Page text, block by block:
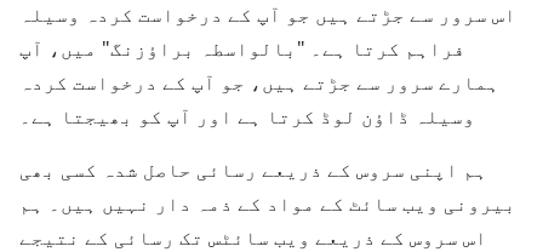
اس سرور سے جڑتے ہیں جو آپ کے درخواست کردہ وسیلہ
فراہم کرتا ہے۔ "بالواسطہ براؤزنگ" میں، آپ
ہمارے سرور سے جڑتے ہیں، جو آپ کے درخواست کردہ
وسیلہ ڈاؤن لوڈ کرتا ہے اور آپ کو بھیجتا ہے۔
ہم اپنی سروس کے ذریعے رسائی حاصل شدہ کسی بھی
بیرونی ویب سائٹ کے مواد کے ذمہ دار نہیں ہیں۔ ہم
اس سروس کے ذریعے ویب سائٹس تک رسائی کے نتیجے